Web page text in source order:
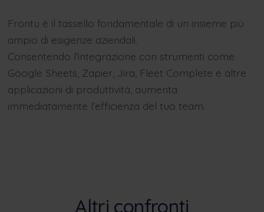
Frontu è il tassello fondamentale di un insieme più
ampio di esigenze aziendali.
Consentendo l’integrazione con strumenti come
Google Sheets Zapier, Jira Fleet Complete e altre
applicazioni di produttività, aumenta
immediatamente l’efficienza del tuo team.
Altri confronti